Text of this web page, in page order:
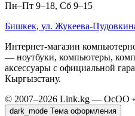
Пн–Пт 9–18, Сб 9–15
Бишкек, ул. Жукеева-
Интернет-магазин
— ноутбуки, компьютеры,
аксессуары с официальной
Кыргызстану.
© 2007–2026 Link.kg — ОсОО
dark_mode Тема оформления